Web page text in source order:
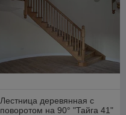
Лестница деревянная с
поворотом на 90° "Тайга 41"